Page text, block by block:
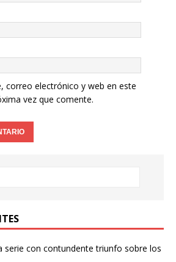
correo electrónico y web en este
vez que comente.
serie con contundente triunfo sobre los